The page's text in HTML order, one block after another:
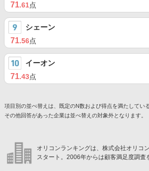
71.61点
シェーン
71.56点
イーオン
71.43点
項目別の並べ替えは、既定のN数および得点を満たしてい
その他回答があった企業は並べ替えの対象外となります。
オリコンランキングは、株式会社オリコ
スタート。2006年からは顧客満足度調査